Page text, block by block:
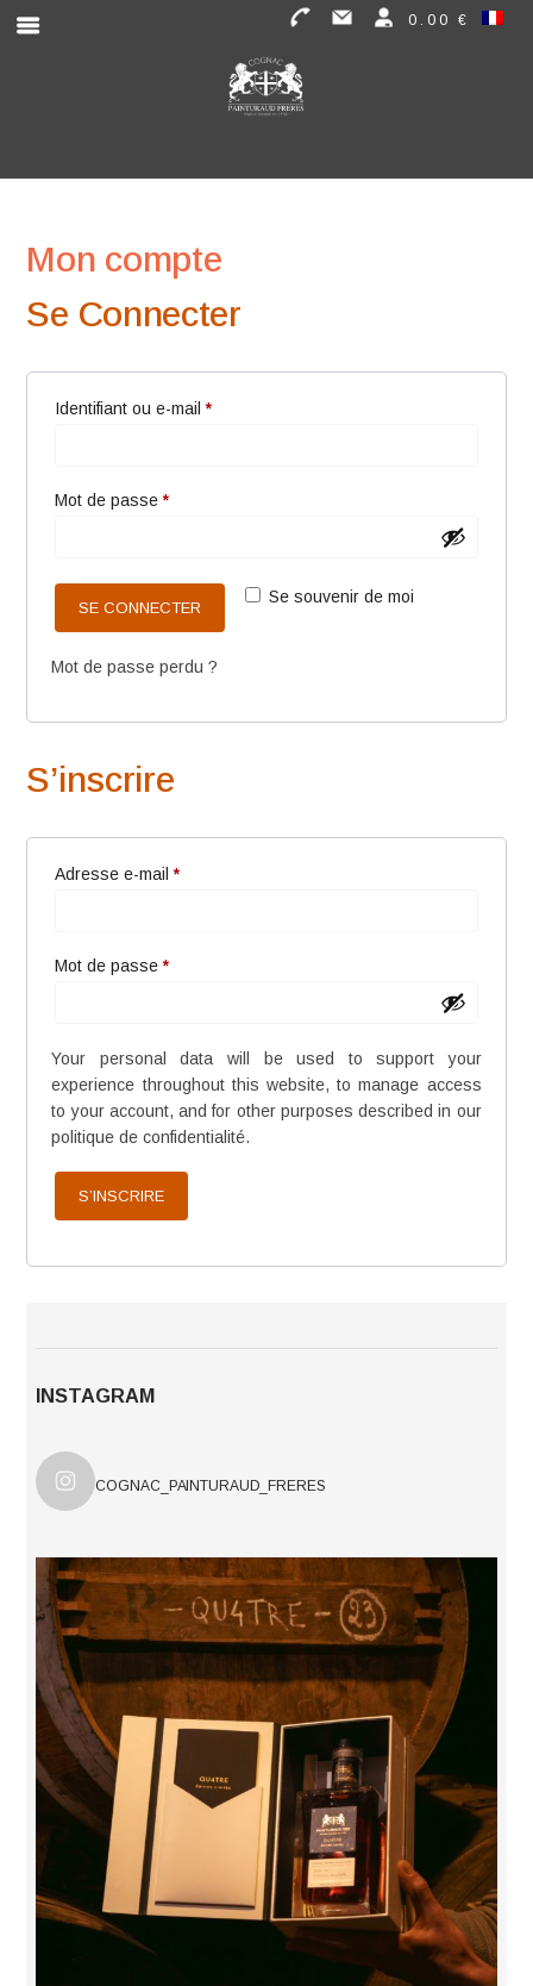
0.00 €
Mon compte
Se Connecter
Identifiant ou e-mail*Obligatoire
Mot de passe*Obligatoire
Se souvenir de moi
SE CONNECTER
Mot de passe perdu ?
S’inscrire
Adresse e-mail*Obligatoire
Mot de passe*Obligatoire
Your personal data will be used to support your
experience throughout this website, to manage access
to your account, and for other purposes described in our
politique de confidentialité.
S’INSCRIRE
INSTAGRAM
COGNAC_PAINTURAUD_FRERES